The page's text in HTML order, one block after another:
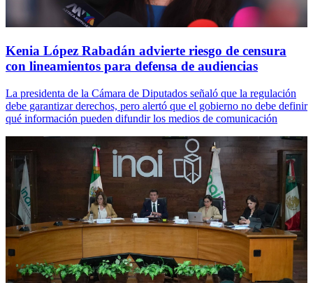
Kenia López Rabadán advierte riesgo de censura
con lineamientos para defensa de audiencias
La presidenta de la Cámara de Diputados señaló que la regulación
debe garantizar derechos, pero alertó que el gobierno no debe definir
qué información pueden difundir los medios de comunicación